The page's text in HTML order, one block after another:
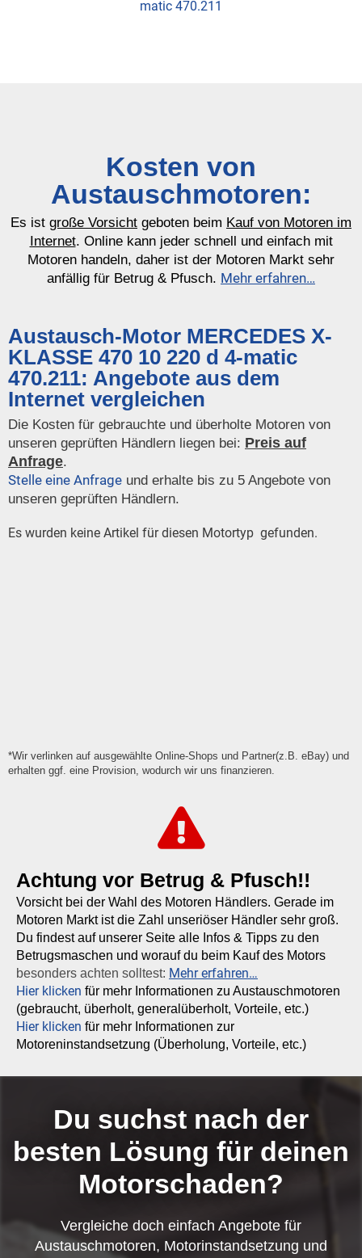
matic 470.211
Kosten von
Austauschmotoren:
Es ist große Vorsicht geboten beim Kauf von Motoren im
Internet. Online kann jeder schnell und einfach mit
Motoren handeln, daher ist der Motoren Markt sehr
anfällig für Betrug & Pfusch. Mehr erfahren…
Austausch-Motor MERCEDES X-
KLASSE 470 10 220 d 4-matic
470.211: Angebote aus dem
Internet vergleichen
Die Kosten für gebrauchte und überholte Motoren von
unseren geprüften Händlern liegen bei: Preis auf
Anfrage.
Stelle eine Anfrage und erhalte bis zu 5 Angebote von
unseren geprüften Händlern.
Es wurden keine Artikel für diesen Motortyp gefunden.
*Wir verlinken auf ausgewählte Online-Shops und Partner(z.B. eBay) und
erhalten ggf. eine Provision, wodurch wir uns finanzieren.
Achtung vor Betrug & Pfusch!!
Vorsicht bei der Wahl des Motoren Händlers. Gerade im
Motoren Markt ist die Zahl unseriöser Händler sehr groß.
Du findest auf unserer Seite alle Infos & Tipps zu den
Betrugsmaschen und worauf du beim Kauf des Motors
besonders achten solltest: Mehr erfahren…
Hier klicken für mehr Informationen zu Austauschmotoren
(gebraucht, überholt, generalüberholt, Vorteile, etc.)
Hier klicken für mehr Informationen zur
Motoreninstandsetzung (Überholung, Vorteile, etc.)
Du suchst nach der
besten Lösung für deinen
Motorschaden?
Vergleiche doch einfach Angebote für
Austauschmotoren, Motorinstandsetzung und